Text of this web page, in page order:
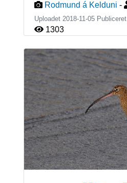
Rodmund á Kelduni -
Uploadet 2018-11-05 Publiceret
1303